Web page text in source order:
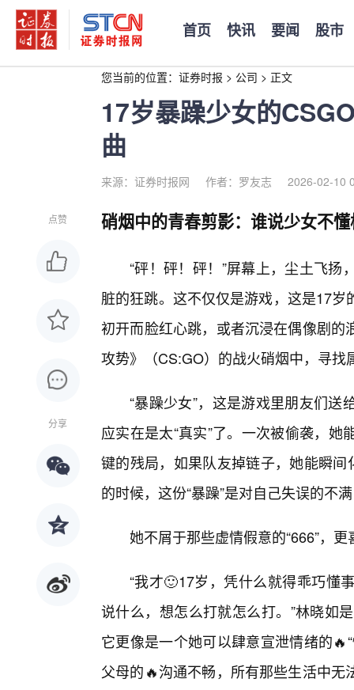
首页 快讯 要闻 股市
您当前的位置： 证券时报 > 公司 > 正文
17岁暴躁少女的
曲
来源：证券时报网 作者：罗友志 2026-02-10
点赞
分享
硝烟中的青春剪影：谁说少女不
“砰！砰！砰！”屏幕上，尘土飞
脏的狂跳。这不仅仅是游戏，这是17
初开而脸红心跳，或者沉浸在偶像剧
攻势》（CS:GO）的战火硝烟中，寻找
“暴躁少女”，这是游戏里朋友们
应实在是太“真实”了。一次被偷袭，
键的残局，如果队友掉链子，她能瞬
的时候，这份“暴躁”是对自己失误的不
她不屑于那些虚情假意的“666”，
“我才🙂17岁，凭什么就得乖巧懂
说什么，想怎么打就怎么打。”林晓如
它更像是一个她可以肆意宣泄情绪的
父母的🔥沟通不畅，所有那些生活中